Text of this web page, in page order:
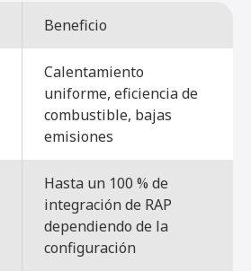
Beneficio
Calentamiento
uniforme, eficiencia de
combustible, bajas
emisiones
Hasta un 100 % de
integración de RAP
dependiendo de la
configuración